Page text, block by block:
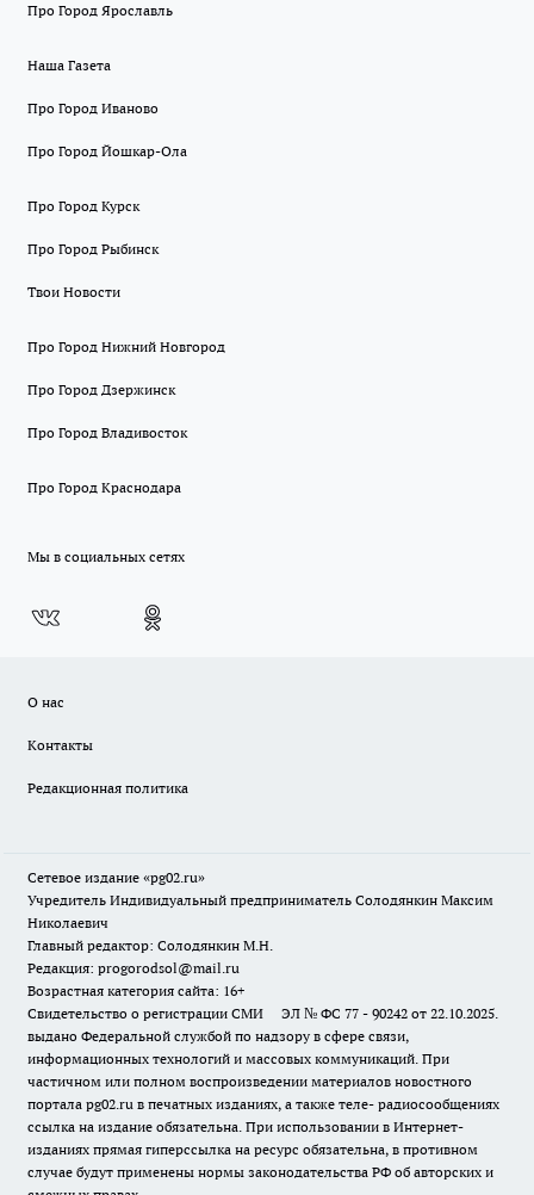
Про Город Ярославль
Наша Газета
Про Город Иваново
Про Город Йошкар-Ола
Про Город Курск
Про Город Рыбинск
Твои Новости
Про Город Нижний Новгород
Про Город Дзержинск
Про Город Владивосток
Про Город Краснодара
Мы в социальных сетях
О нас
Контакты
Редакционная политика
Сетевое издание «pg02.ru»
Учредитель Индивидуальный предприниматель Солодянкин Максим
Николаевич
Главный редактор: Солодянкин М.Н.
Редакция: progorodsol@mail.ru
Возрастная категория сайта: 16+
Свидетельство о регистрации СМИ ЭЛ № ФС 77 - 90242 от 22.10.2025.
выдано Федеральной службой по надзору в сфере связи,
информационных технологий и массовых коммуникаций. При
частичном или полном воспроизведении материалов новостного
портала pg02.ru в печатных изданиях, а также теле- радиосообщениях
ссылка на издание обязательна. При использовании в Интернет-
изданиях прямая гиперссылка на ресурс обязательна, в противном
случае будут применены нормы законодательства РФ об авторских и